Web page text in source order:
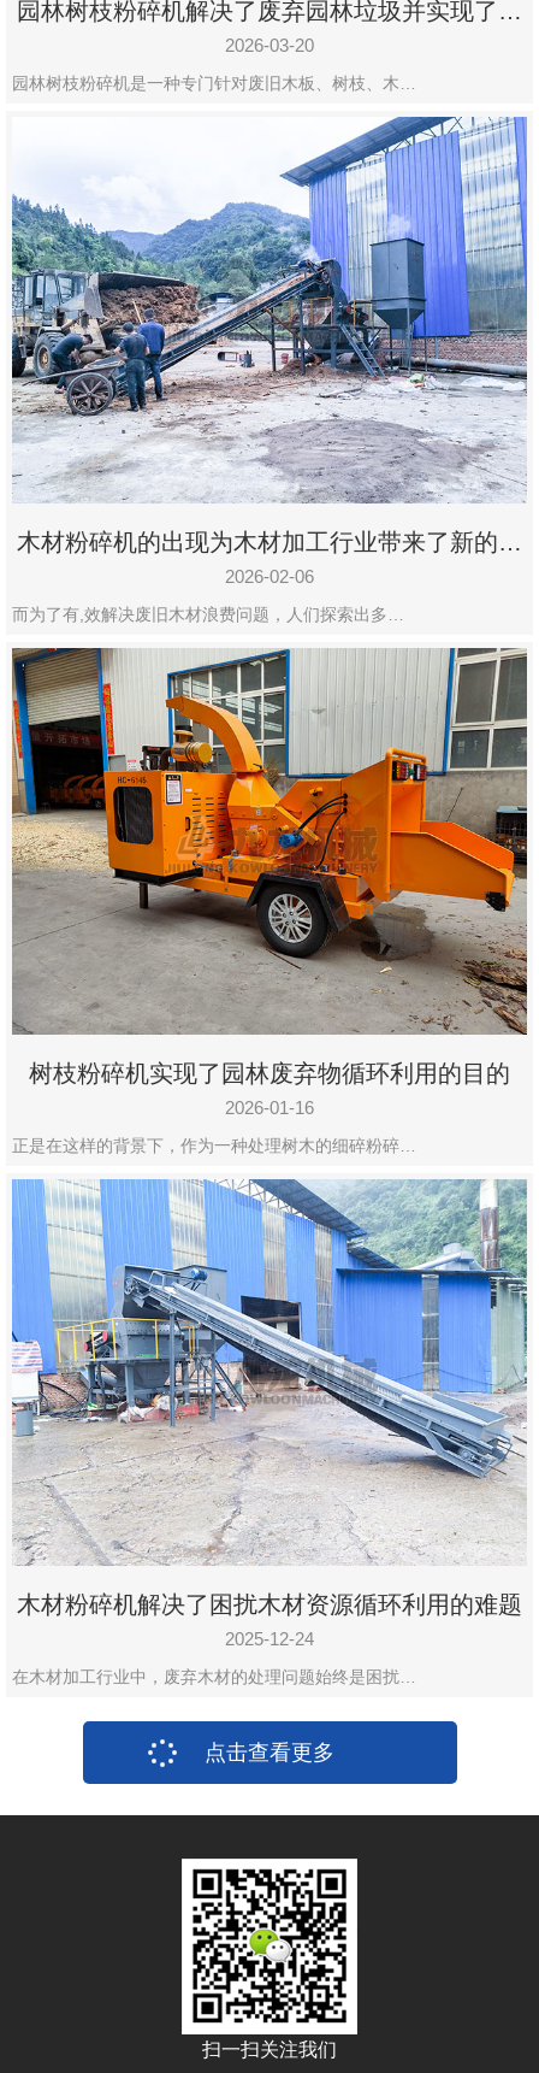
园林树枝粉碎机解决了废弃园林垃圾并实现了再
利用
2026-03-20
园林树枝粉碎机是一种专门针对废旧木板、树枝、木…
木材粉碎机的出现为木材加工行业带来了新的变
化
2026-02-06
而为了有,效解决废旧木材浪费问题，人们探索出多…
树枝粉碎机实现了园林废弃物循环利用的目的
2026-01-16
正是在这样的背景下，作为一种处理树木的细碎粉碎…
木材粉碎机解决了困扰木材资源循环利用的难题
2025-12-24
在木材加工行业中，废弃木材的处理问题始终是困扰…
点击查看更多
扫一扫关注我们